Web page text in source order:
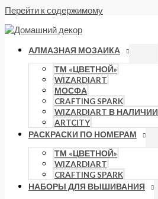
Перейти к содержимому
АЛМАЗНАЯ МОЗАИКА
ТМ «ЦВЕТНОЙ»
WIZARDIART
МОСФА
CRAFTING SPARK
WIZARDIART В НАЛИЧИИ
ARTCITY
РАСКРАСКИ ПО НОМЕРАМ
ТМ «ЦВЕТНОЙ»
WIZARDIART
CRAFTING SPARK
НАБОРЫ ДЛЯ ВЫШИВАНИЯ